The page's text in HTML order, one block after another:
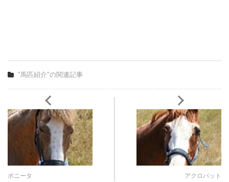
"馬匹紹介"の関連記事
ポニータ アクロバット